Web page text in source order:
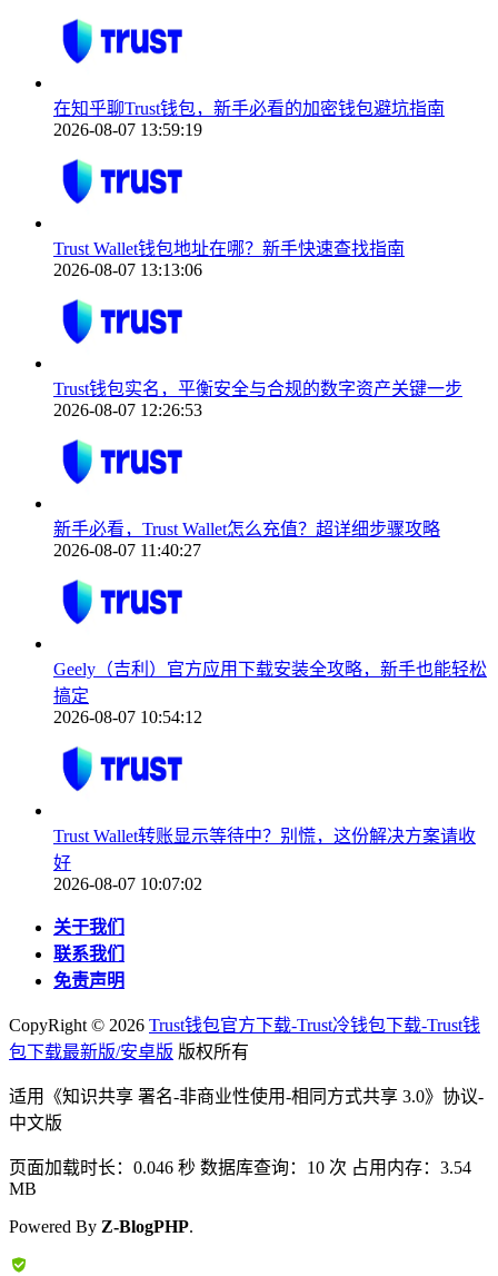
在知乎聊Trust钱包，新手必看的加密钱包避坑指南
2026-08-07 13:59:19
Trust Wallet钱包地址在哪？新手快速查找指南
2026-08-07 13:13:06
Trust钱包实名，平衡安全与合规的数字资产关键一步
2026-08-07 12:26:53
新手必看，Trust Wallet怎么充值？超详细步骤攻略
2026-08-07 11:40:27
Geely（吉利）官方应用下载安装全攻略，新手也能轻松
搞定
2026-08-07 10:54:12
Trust Wallet转账显示等待中？别慌，这份解决方案请收
好
2026-08-07 10:07:02
关于我们
联系我们
免责声明
CopyRight © 2026 Trust钱包官方下载-Trust冷钱包下载-Trust钱
包下载最新版/安卓版 版权所有
适用《知识共享 署名-非商业性使用-相同方式共享 3.0》协议-
中文版
页面加载时长：0.046 秒 数据库查询：10 次 占用内存：3.54
MB
Powered By Z-BlogPHP.